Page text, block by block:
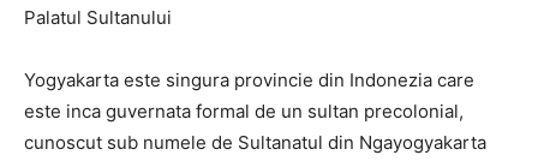
Palatul Sultanului
Yogyakarta este singura provincie din Indonezia care
este inca guvernata formal de un sultan precolonial,
cunoscut sub numele de Sultanatul din Ngayogyakarta